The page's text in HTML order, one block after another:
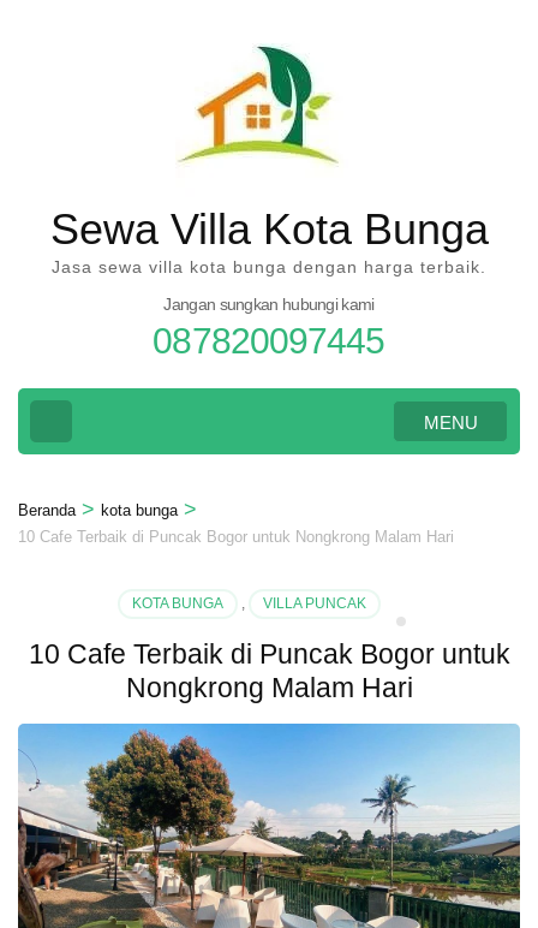
Sewa Villa Kota Bunga
Jasa sewa villa kota bunga dengan harga terbaik.
Jangan sungkan hubungi kami
087820097445
MENU
Beranda > kota bunga >
10 Cafe Terbaik di Puncak Bogor untuk Nongkrong Malam Hari
KOTA BUNGA , VILLA PUNCAK
10 Cafe Terbaik di Puncak Bogor untuk
Nongkrong Malam Hari